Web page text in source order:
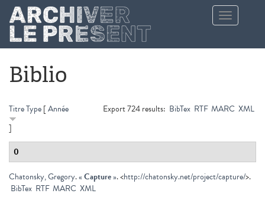
Aller au contenu principal
Toggle
navigation
Biblio
Export 724 results: BibTex RTF MARC XML
TitreType[Année
]
0
Chatonsky, Gregory.«Capture». <http://chatonsky.net/project/capture/>.
BibTex RTF MARC XML